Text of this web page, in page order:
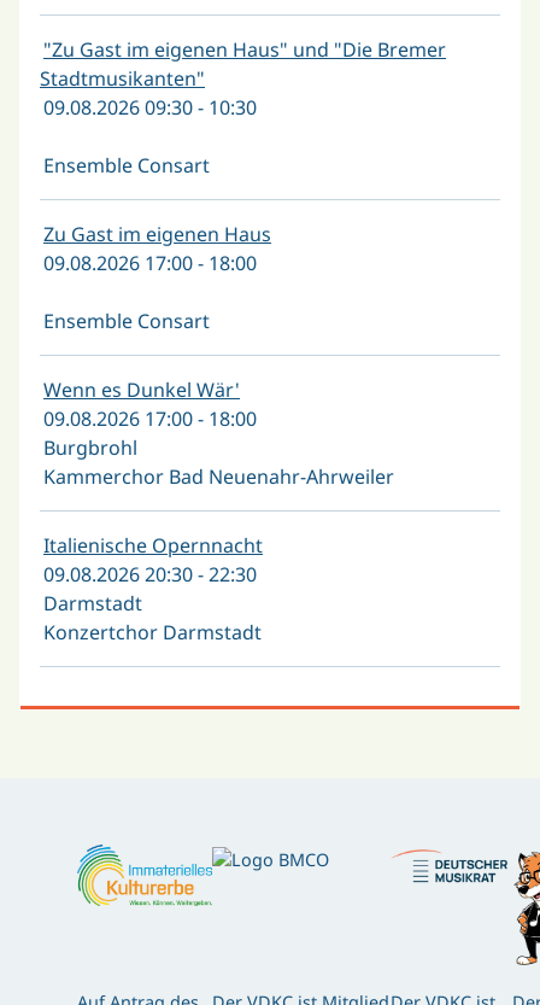
"Zu Gast im eigenen Haus" und "Die Bremer
Stadtmusikanten"
09.08.2026 09:30 - 10:30
Ensemble Consart
Zu Gast im eigenen Haus
09.08.2026 17:00 - 18:00
Ensemble Consart
Wenn es Dunkel Wär'
09.08.2026 17:00 - 18:00
Burgbrohl
Kammerchor Bad Neuenahr-Ahrweiler
Italienische Opernnacht
09.08.2026 20:30 - 22:30
Darmstadt
Konzertchor Darmstadt